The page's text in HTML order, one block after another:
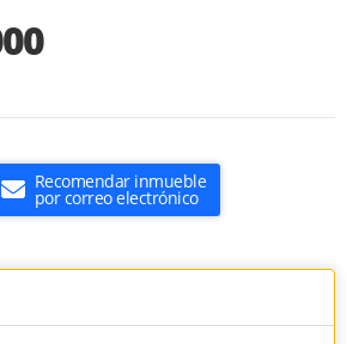
Recomendar inmueble
por correo electrónico